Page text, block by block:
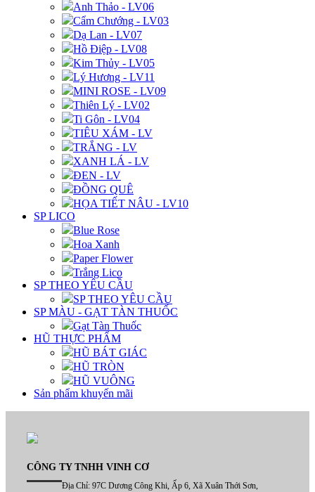
Anh Thảo - LV06
Cẩm Chướng - LV03
Dạ Lan - LV07
Hồ Điệp - LV08
Kim Thủy - LV05
Lý Hương - LV11
MINI ROSE - LV09
Thiên Lý - LV02
Ti Gôn - LV04
TIÊU XÁM - LV
TRẮNG - LV
XANH LÁ - LV
ĐEN - LV
ĐỒNG QUÊ
HỌA TIẾT NÂU - LV10
SP LICO
Blue Rose
Hoa Xanh
Paper Flower
Trắng Lico
SP THEO YÊU CẦU
SP THEO YÊU CẦU
SP MÀU - GẠT TÀN THUỐC
Gạt Tàn Thuốc
HŨ THỰC PHẨM
HŨ BÁT GIÁC
HŨ TRÒN
HŨ VUÔNG
Sản phẩm khuyến mãi
CÔNG TY TNHH VINH CƠ
Địa Chỉ: 97C Dương Công Khi, Ấp 6, Xã Xuân Thới Sơn,